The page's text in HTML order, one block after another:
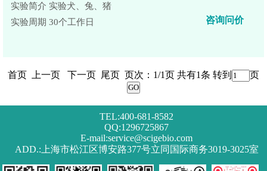
实验简介 实验犬、兔、猪
实验周期 30个工作日
咨询问价
首页 上一页 下一页 尾页 页次：1/1页 共有1条 转到 页
TEL:400-681-8582
QQ:1296725867
E-mail:service@scigebio.com
ADD.:上海市松江区博安路377号立同国际商务3019-3025室